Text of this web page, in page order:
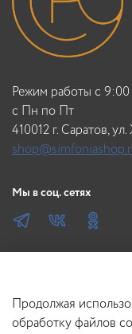
Режим работы с
c Пн по Пт
410012 г. Саратов,
Мы в соц. сетях
Продолжая
обработку файлов